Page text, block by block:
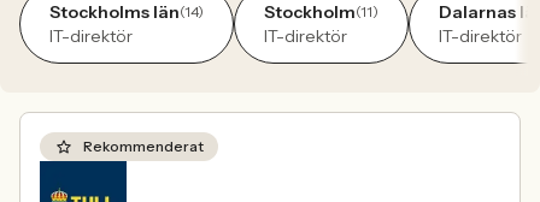
Stockholms län(14)
IT-direktör
Stockholm(11)
IT-direktör
Dalarnas
IT-direktör
Rekommenderat